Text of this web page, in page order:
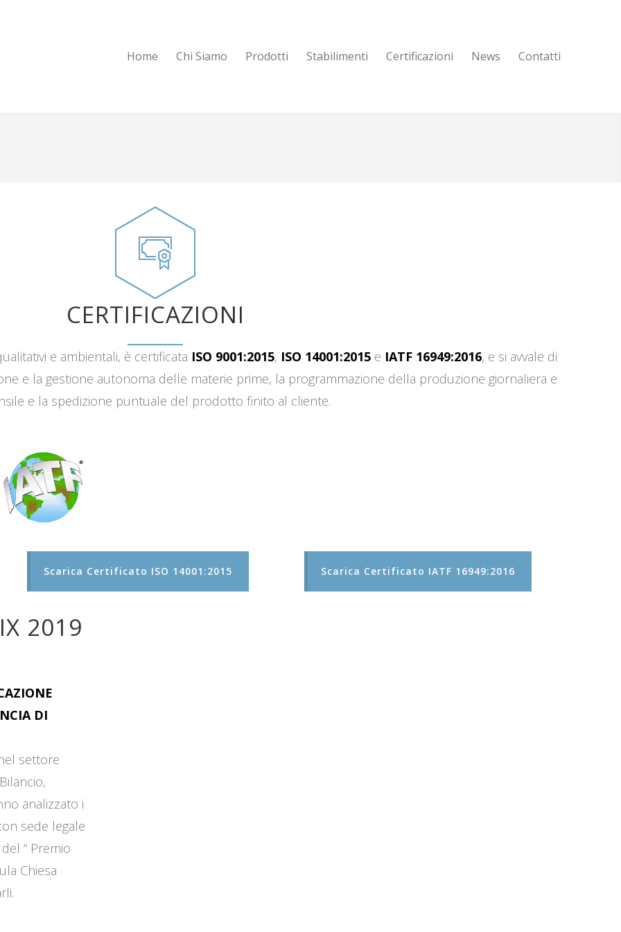
Home Chi Siamo Prodotti Stabilimenti Certificazioni News Contatti
CERTIFICAZIONI
e ambientali, è certificata ISO 9001:2015, ISO 14001:2015 e IATF 16949:2016, e si avvale di
e la gestione autonoma delle materie prime, la programmazione della produzione giornaliera e
e la spedizione puntuale del prodotto finito al cliente.
Scarica Certificato ISO 14001:2015 Scarica Certificato IATF 16949:2016
2019
DI
settore
analizzato i
sede legale
“ Premio
Chiesa